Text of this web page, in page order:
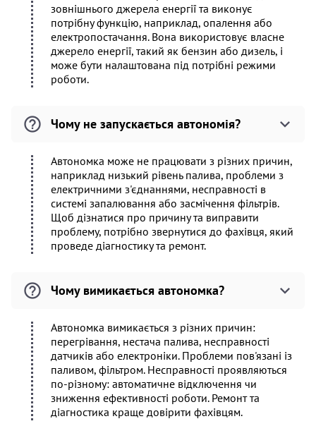
зовнішнього джерела енергії та виконує
потрібну функцію, наприклад, опалення або
електропостачання. Вона використовує власне
джерело енергії, такий як бензин або дизель, і
може бути налаштована під потрібні режими
роботи.
Чому не запускається автономія?
Автономка може не працювати з різних причин,
наприклад низький рівень палива, проблеми з
електричними з'єднаннями, несправності в
системі запалювання або засмічення фільтрів.
Щоб дізнатися про причину та виправити
проблему, потрібно звернутися до фахівця, який
проведе діагностику та ремонт.
Чому вимикається автономка?
Автономка вимикається з різних причин:
перегрівання, нестача палива, несправності
датчиків або електроніки. Проблеми пов'язані із
паливом, фільтром. Несправності проявляються
по-різному: автоматичне відключення чи
зниження ефективності роботи. Ремонт та
діагностика краще довірити фахівцям.